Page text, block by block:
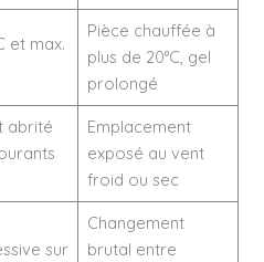
et max.
Pièce chauffée à
plus de 20°C, gel
prolongé
abrité
Emplacement
exposé au vent
froid ou sec
sur
Changement
brutal entre